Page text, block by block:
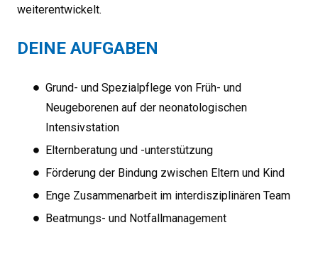
weiterentwickelt.
DEINE AUFGABEN
Grund- und Spezialpflege von Früh- und
Neugeborenen auf der neonatologischen
Intensivstation
Elternberatung und -unterstützung
Förderung der Bindung zwischen Eltern und Kind
Enge Zusammenarbeit im interdisziplinären Team
Beatmungs- und Notfallmanagement